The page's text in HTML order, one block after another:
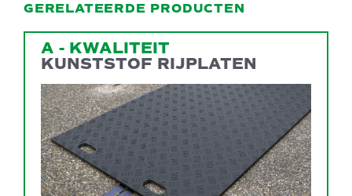
GERELATEERDE PRODUCTEN
A - KWALITEIT
KUNSTSTOF RIJPLATEN